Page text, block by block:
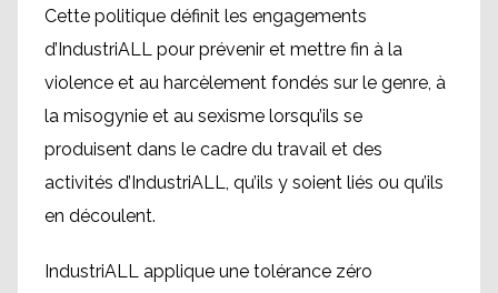
Cette politique définit les engagements
d’IndustriALL pour prévenir et mettre fin à la
violence et au harcèlement fondés sur le genre, à
la misogynie et au sexisme lorsqu’ils se
produisent dans le cadre du travail et des
activités d’IndustriALL, qu’ils y soient liés ou qu’ils
en découlent.
IndustriALL applique une tolérance zéro